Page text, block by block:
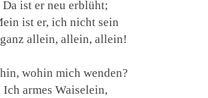
Da ist er neu erblüht;
ist er, ich nicht sein
allein, allein, allein!
wohin mich wenden?
Ich armes Waiselein,